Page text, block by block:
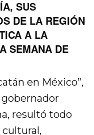
SUS
DE LA REGIÓN
A LA
SEMANA DE
en México”,
resultó todo